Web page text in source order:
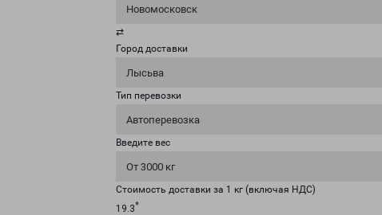
Новомосковск
⇄
Город доставки
Лысьва
Тип перевозки
Автоперевозка
Введите вес
От 3000 кг
Стоимость доставки за 1 кг (включая НДС)
19.3*